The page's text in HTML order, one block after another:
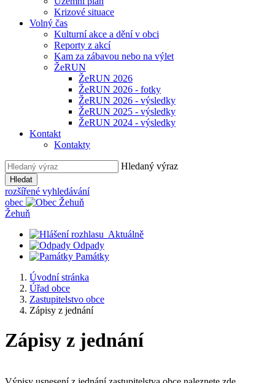
Krizové situace
Volný čas
Kulturní akce a dění v obci
Reporty z akcí
Kam za zábavou nebo na výlet
ŽeRUN
ŽeRUN 2026
ŽeRUN 2026 - fotky
ŽeRUN 2026 - výsledky
ŽeRUN 2025 - výsledky
ŽeRUN 2024 - výsledky
Kontakt
Kontakty
Hledaný výraz
Hledat
rozšířené vyhledávání
obec
Žehuň
Aktuálně
Odpady
Památky
Úvodní stránka
Úřad obce
Zastupitelstvo obce
Zápisy z jednání
Zápisy z jednání